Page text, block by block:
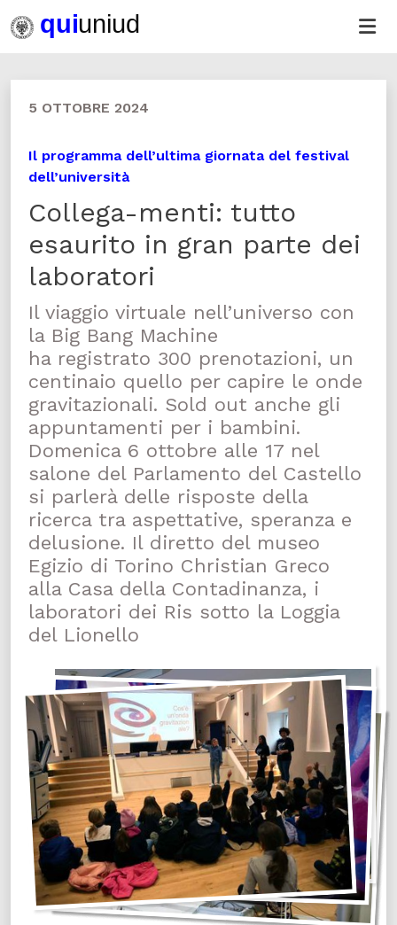
5 OTTOBRE 2024
Il programma dell’ultima giornata del festival
dell’università
Collega-menti: tutto
esaurito in gran parte dei
laboratori
Il viaggio virtuale nell’universo con
la Big Bang Machine
ha registrato 300 prenotazioni, un
centinaio quello per capire le onde
gravitazionali. Sold out anche gli
appuntamenti per i bambini.
Domenica 6 ottobre alle 17 nel
salone del Parlamento del Castello
si parlerà delle risposte della
ricerca tra aspettative, speranza e
delusione. Il diretto del museo
Egizio di Torino Christian Greco
alla Casa della Contadinanza, i
laboratori dei Ris sotto la Loggia
del Lionello